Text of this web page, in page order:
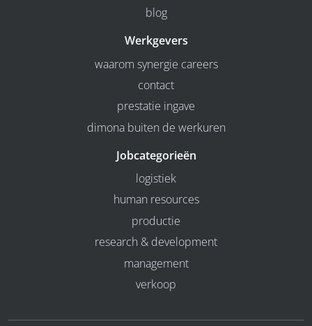
blog
Werkgevers
waarom synergie careers
contact
prestatie ingave
dimona buiten de werkuren
Jobcategorieën
logistiek
human resources
productie
research & development
management
verkoop